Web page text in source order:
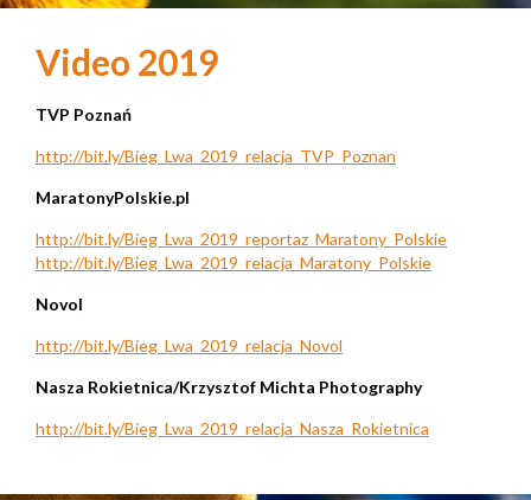
Video 2019
TVP Poznań
http://bit.ly/Bieg_Lwa_2019_relacja_TVP_Poznan
MaratonyPolskie.pl
http://bit.ly/Bieg_Lwa_2019_reportaz_Maratony_Polskie
http://bit.ly/Bieg_Lwa_2019_relacja_Maratony_Polskie
Novol
http://bit.ly/Bieg_Lwa_2019_relacja_Novol
Nasza Rokietnica/Krzysztof Michta Photography
http://bit.ly/Bieg_Lwa_2019_relacja_Nasza_Rokietnica